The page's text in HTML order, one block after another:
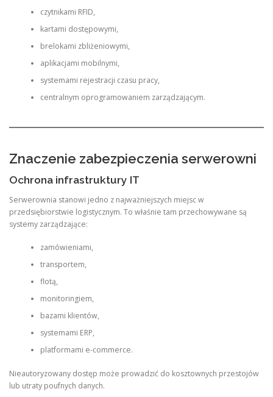
czytnikami RFID,
kartami dostępowymi,
brelokami zbliżeniowymi,
aplikacjami mobilnymi,
systemami rejestracji czasu pracy,
centralnym oprogramowaniem zarządzającym.
Znaczenie zabezpieczenia serwerowni
Ochrona infrastruktury IT
Serwerownia stanowi jedno z najważniejszych miejsc w
przedsiębiorstwie logistycznym. To właśnie tam przechowywane są
systemy zarządzające:
zamówieniami,
transportem,
flotą,
monitoringiem,
bazami klientów,
systemami ERP,
platformami e-commerce.
Nieautoryzowany dostęp może prowadzić do kosztownych przestojów
lub utraty poufnych danych.